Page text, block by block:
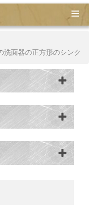
洗面器の正方形のシンク